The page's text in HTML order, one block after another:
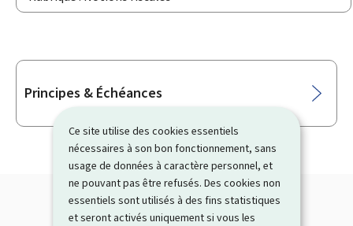
Ce site utilise des cookies essentiels
nécessaires à son bon fonctionnement, sans
usage de données à caractère personnel, et
ne pouvant pas être refusés. Des cookies non
essentiels sont utilisés à des fins statistiques
et seront activés uniquement si vous les
Sous-
rubriques
Principes & Échéances